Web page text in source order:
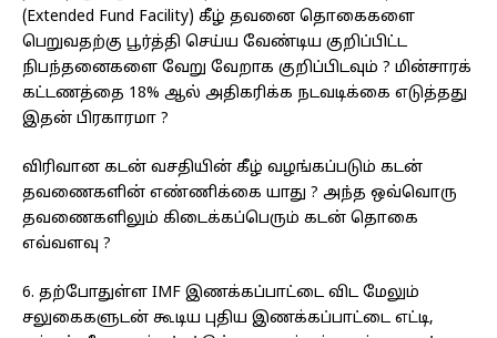
(Extended Fund Facility) கீழ் தவனை தொகைகளை
பெறுவதற்கு பூர்த்தி செய்ய வேண்டிய குறிப்பிட்ட
நிபந்தனைகளை வேறு வேறாக குறிப்பிடவும் ? மின்சாரக்
கட்டணத்தை 18% ஆல் அதிகரிக்க நடவடிக்கை எடுத்தது
இதன் பிரகாரமா ?
விரிவான கடன் வசதியின் கீழ் வழங்கப்படும் கடன்
தவணைகளின் எண்ணிக்கை யாது ? அந்த ஒவ்வொரு
தவணைகளிலும் கிடைக்கப்பெரும் கடன் தொகை
எவ்வளவு ?
6. தற்போதுள்ள IMF இணக்கப்பாட்டை விட மேலும்
சலுகைகளுடன் கூடிய புதிய இணக்கப்பாட்டை எட்டி,